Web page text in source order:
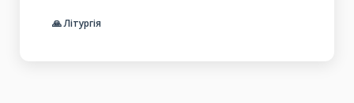
🙏 Літургія